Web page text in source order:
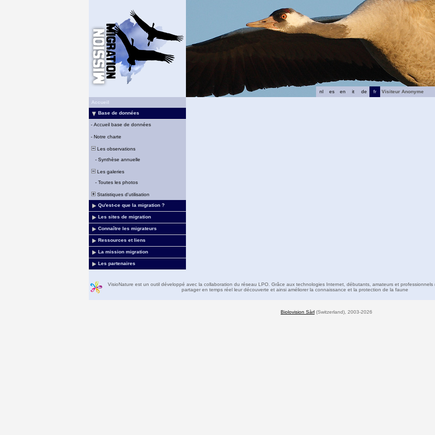
fr
de
it
en
es
nl
Visiteur Anonyme
Accueil
Base de données
- Accueil base de données
- Notre charte
Les observations
- Synthèse annuelle
Les galeries
- Toutes les photos
Statistiques d'utilisation
Qu'est-ce que la migration ?
Les sites de migration
Connaître les migrateurs
Ressources et liens
La mission migration
Les partenaires
VisioNature est un outil développé avec la collaboration du réseau LPO. Grâce aux technologies Internet, débutants, amateurs et professionnels
partager en temps réel leur découverte et ainsi améliorer la connaissance et la protection de la faune
Biolovision Sàrl (Switzerland), 2003-2026